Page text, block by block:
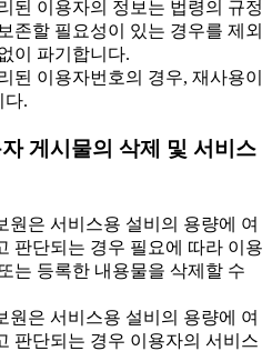
된 이용자의 정보는 법령의 규정
존할 필요성이 있는 경우를 제외
이 파기합니다.
된 이용자번호의 경우, 재사용이
다.
게시물의 삭제 및 서비스
은 서비스용 설비의 용량에 여
판단되는 경우 필요에 따라 이용
는 등록한 내용물을 삭제할 수
은 서비스용 설비의 용량에 여
판단되는 경우 이용자의 서비스